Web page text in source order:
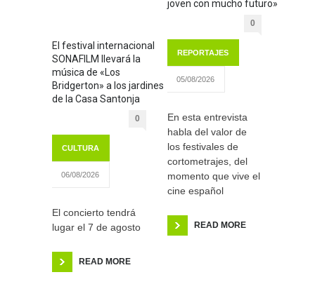
El festival internacional
SONAFILM llevará la
música de «Los
Bridgerton» a los jardines
de la Casa Santonja
0
CULTURA
06/08/2026
El concierto tendrá
lugar el 7 de agosto
READ MORE
joven con mucho futuro»
0
REPORTAJES
05/08/2026
En esta entrevista
habla del valor de
los festivales de
cortometrajes, del
momento que vive el
cine español
READ MORE